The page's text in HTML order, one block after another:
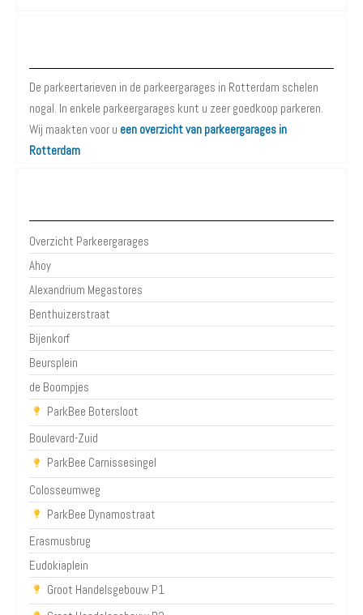
De parkeertarieven in de parkeergarages in Rotterdam schelen
nogal. In enkele parkeergarages kunt u zeer goedkoop parkeren.
Wij maakten voor u een overzicht van parkeergarages in
Rotterdam
Overzicht Parkeergarages
Ahoy
Alexandrium Megastores
Benthuizerstraat
Bijenkorf
Beursplein
de Boompjes
ParkBee Botersloot
Boulevard-Zuid
ParkBee Carnissesingel
Colosseumweg
ParkBee Dynamostraat
Erasmusbrug
Eudokiaplein
Groot Handelsgebouw P1